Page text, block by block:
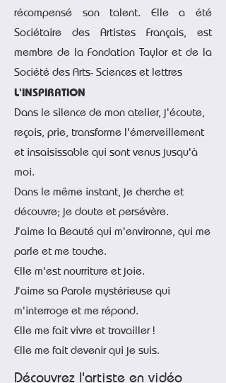
récompensé son talent. Elle a été
Sociétaire des Artistes Français, est
membre de la Fondation Taylor et de la
Société des Arts- Sciences et lettres
L'INSPIRATION
Dans le silence de mon atelier, j'écoute,
reçois, prie, transforme l'émerveillement
et insaisissable qui sont venus jusqu'à
moi.
Dans le même instant, je cherche et
découvre; je doute et persévère.
J'aime la Beauté qui m'environne, qui me
parle et me touche.
Elle m'est nourriture et joie.
J'aime sa Parole mystérieuse qui
m'interroge et me répond.
Elle me fait vivre et travailler !
Elle me fait devenir qui je suis.
Découvrez l'artiste en vidéo